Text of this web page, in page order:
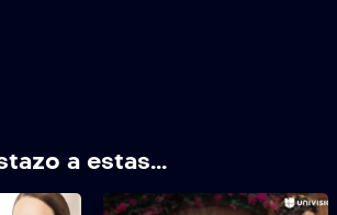
a estas...